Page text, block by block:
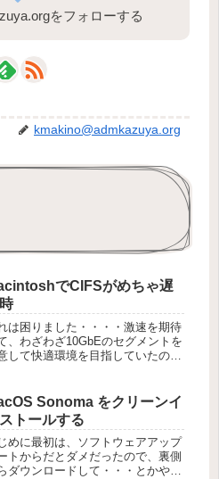
をフォローする
kmakino@admkazuya.org
でCIFSがめちゃ遅
は困りました・・・・激速を期待
、わざわざ10GbEのセグメントを
して快適環境を目指していたの
・・・やっぱりGoogle先生に聞い
ました。いや、今時検索しな...
Sonoma をクリーンイ
トールする
めに最初は、ソフトウェアアップ
トからだとダメだったので、裏側
ダウンロードして・・・とかやっ